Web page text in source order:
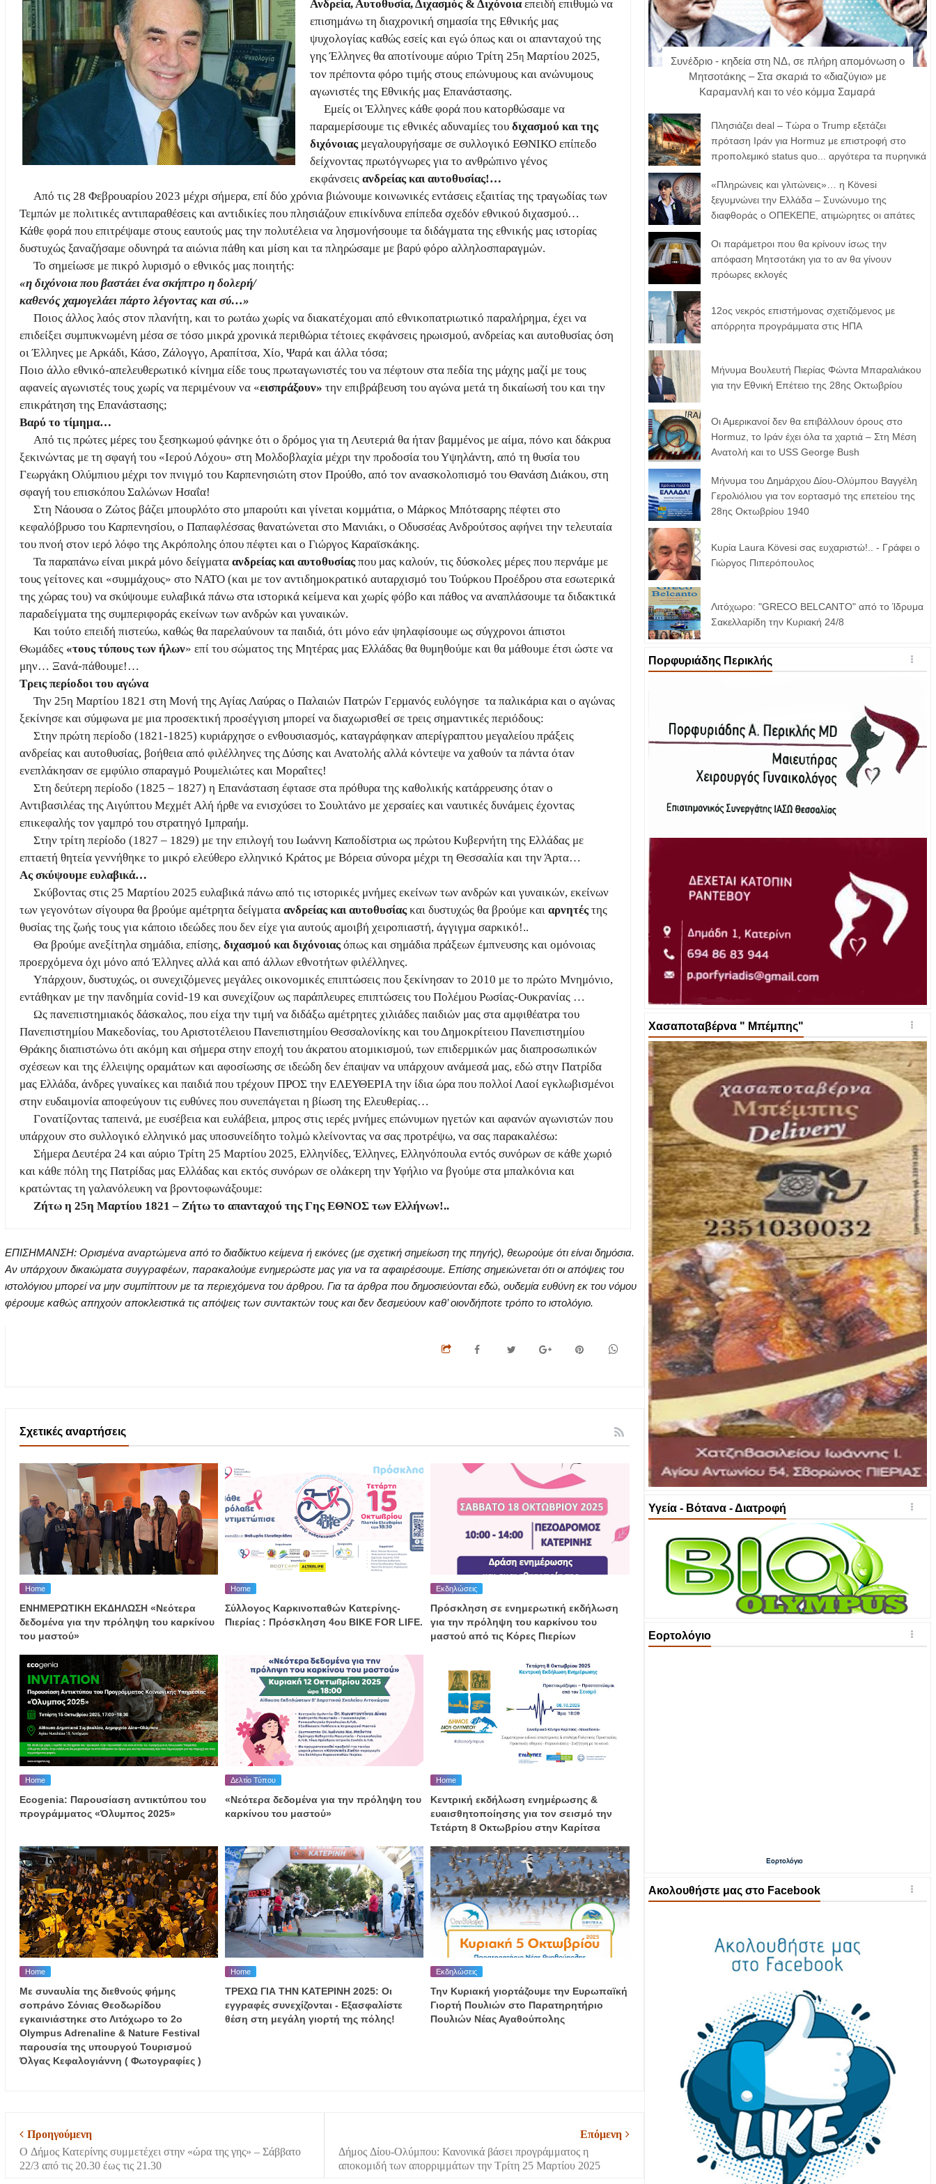
Ανδρεία, Αυτοθυσία, Διχασμός & Διχόνοιαεπειδή επιθυμώ να
επισημάνω τη διαχρονική σημασία της Εθνικής μας
ψυχολογίας καθώς εσείς και εγώ όπως και οι απανταχού της
γης Έλληνες θα αποτίνουμε αύριο Τρίτη 25η Μαρτίου 2025,
τον πρέποντα φόρο τιμής στους επώνυμους και ανώνυμους
αγωνιστές της Εθνικής μας Επανάστασης.
Εμείς οι Έλληνες κάθε φορά που κατορθώσαμε να
παραμερίσουμε τις εθνικές αδυναμίες του διχασμού και της
διχόνοιας μεγαλουργήσαμε σε συλλογικό ΕΘΝΙΚΟ επίπεδο
δείχνοντας πρωτόγνωρες για το ανθρώπινο γένος
εκφάνσεις ανδρείας και αυτοθυσίας!…
Από τις 28 Φεβρουαρίου 2023 μέχρι σήμερα, επί δύο χρόνια βιώνουμε κοινωνικές εντάσεις εξαιτίας της τραγωδίας των
Τεμπών με πολιτικές αντιπαραθέσεις και αντιδικίες που πλησιάζουν επικίνδυνα επίπεδα σχεδόν εθνικού διχασμού…
Κάθε φορά που επιτρέψαμε στους εαυτούς μας την πολυτέλεια να λησμονήσουμε τα διδάγματα της εθνικής μας ιστορίας
δυστυχώς ξαναζήσαμε οδυνηρά τα αιώνια πάθη και μίση και τα πληρώσαμε με βαρύ φόρο αλληλοσπαραγμών.
Το σημείωσε με πικρό λυρισμό ο εθνικός μας ποιητής:
«η διχόνοια που βαστάει ένα σκήπτρο η δολερή/
καθενός χαμογελάει πάρτο λέγοντας και σύ…»
Ποιος άλλος λαός στον πλανήτη, και το ρωτάω χωρίς να διακατέχομαι από εθνικοπατριωτικό παραλήρημα, έχει να
επιδείξει συμπυκνωμένη μέσα σε τόσο μικρά χρονικά περιθώρια τέτοιες εκφάνσεις ηρωισμού, ανδρείας και αυτοθυσίας όση
οι Έλληνες με Αρκάδι, Κάσο, Ζάλογγο, Αραπίτσα, Χίο, Ψαρά και άλλα τόσα;
Ποιο άλλο εθνικό-απελευθερωτικό κίνημα είδε τους πρωταγωνιστές του να πέφτουν στα πεδία της μάχης μαζί με τους
αφανείς αγωνιστές τους χωρίς να περιμένουν να «εισπράξουν» την επιβράβευση του αγώνα μετά τη δικαίωσή του και την
επικράτηση της Επανάστασης;
Βαρύ το τίμημα…
Από τις πρώτες μέρες του ξεσηκωμού φάνηκε ότι ο δρόμος για τη Λευτεριά θα ήταν βαμμένος με αίμα, πόνο και δάκρυα
ξεκινώντας με τη σφαγή του «Ιερού Λόχου» στη Μολδοβλαχία μέχρι την προδοσία του Υψηλάντη, από τη θυσία του
Γεωργάκη Ολύμπιου μέχρι τον πνιγμό του Καρπενησιώτη στον Προύθο, από τον ανασκολοπισμό του Θανάση Διάκου, στη
σφαγή του επισκόπου Σαλώνων Ησαΐα!
Στη Νάουσα ο Ζώτος βάζει μπουρλότο στο μπαρούτι και γίνεται κομμάτια, ο Μάρκος Μπότσαρης πέφτει στο
κεφαλόβρυσο του Καρπενησίου, ο Παπαφλέσσας θανατώνεται στο Μανιάκι, ο Οδυσσέας Ανδρούτσος αφήνει την τελευταία
του πνοή στον ιερό λόφο της Ακρόπολης όπου πέφτει και ο Γιώργος Καραϊσκάκης.
Τα παραπάνω είναι μικρά μόνο δείγματα ανδρείας και αυτοθυσίας που μας καλούν, τις δύσκολες μέρες που περνάμε με
τους γείτονες και «συμμάχους» στο ΝΑΤΟ (και με τον αντιδημοκρατικό αυταρχισμό του Τούρκου Προέδρου στα εσωτερικά
της χώρας του) να σκύψουμε ευλαβικά πάνω στα ιστορικά κείμενα και χωρίς φόβο και πάθος να αναπλάσουμε τα διδακτικά
παραδείγματα της συμπεριφοράς εκείνων των ανδρών και γυναικών.
Και τούτο επειδή πιστεύω, καθώς θα παρελαύνουν τα παιδιά, ότι μόνο εάν ψηλαφίσουμε ως σύγχρονοι άπιστοι
Θωμάδες «τους τύπους των ήλων» επί του σώματος της Μητέρας μας Ελλάδας θα θυμηθούμε και θα μάθουμε έτσι ώστε να
μην… Ξανά-πάθουμε!…
Τρεις περίοδοι του αγώνα
Την 25η Μαρτίου 1821 στη Μονή της Αγίας Λαύρας ο Παλαιών Πατρών Γερμανός ευλόγησε τα παλικάρια και ο αγώνας
ξεκίνησε και σύμφωνα με μια προσεκτική προσέγγιση μπορεί να διαχωρισθεί σε τρεις σημαντικές περιόδους:
Στην πρώτη περίοδο (1821-1825) κυριάρχησε ο ενθουσιασμός, καταγράφηκαν απερίγραπτου μεγαλείου πράξεις
ανδρείας και αυτοθυσίας, βοήθεια από φιλέλληνες της Δύσης και Ανατολής αλλά κόντεψε να χαθούν τα πάντα όταν
ενεπλάκησαν σε εμφύλιο σπαραγμό Ρουμελιώτες και Μοραΐτες!
Στη δεύτερη περίοδο (1825 – 1827) η Επανάσταση έφτασε στα πρόθυρα της καθολικής κατάρρευσης όταν ο
Αντιβασιλέας της Αιγύπτου Μεχμέτ Αλή ήρθε να ενισχύσει το Σουλτάνο με χερσαίες και ναυτικές δυνάμεις έχοντας
επικεφαλής τον γαμπρό του στρατηγό Ιμπραήμ.
Στην τρίτη περίοδο (1827 – 1829) με την επιλογή του Ιωάννη Καποδίστρια ως πρώτου Κυβερνήτη της Ελλάδας με
επταετή θητεία γεννήθηκε το μικρό ελεύθερο ελληνικό Κράτος με Βόρεια σύνορα μέχρι τη Θεσσαλία και την Άρτα…
Ας σκύψουμε ευλαβικά…
Σκύβοντας στις 25 Μαρτίου 2025 ευλαβικά πάνω από τις ιστορικές μνήμες εκείνων των ανδρών και γυναικών, εκείνων
των γεγονότων σίγουρα θα βρούμε αμέτρητα δείγματα ανδρείας και αυτοθυσίαςκαι δυστυχώς θα βρούμε και αρνητές της
θυσίας της ζωής τους για κάποιο ιδεώδες που δεν είχε για αυτούς αμοιβή χειροπιαστή, άγγιγμα σαρκικό!..
Θα βρούμε ανεξίτηλα σημάδια, επίσης, διχασμού και διχόνοιας όπως και σημάδια πράξεων έμπνευσης και ομόνοιας
προερχόμενα όχι μόνο από Έλληνες αλλά και από άλλων εθνοτήτων φιλέλληνες.
Υπάρχουν, δυστυχώς, οι συνεχιζόμενες μεγάλες οικονομικές επιπτώσεις που ξεκίνησαν το 2010 με το πρώτο Μνημόνιο,
εντάθηκαν με την πανδημία covid-19 και συνεχίζουν ως παράπλευρες επιπτώσεις του Πολέμου Ρωσίας-Ουκρανίας …
Ως πανεπιστημιακός δάσκαλος, που είχα την τιμή να διδάξω αμέτρητες χιλιάδες παιδιών μας στα αμφιθέατρα του
Πανεπιστημίου Μακεδονίας, του Αριστοτέλειου Πανεπιστημίου Θεσσαλονίκης και του Δημοκρίτειου Πανεπιστημίου
Θράκης διαπιστώνω ότι ακόμη και σήμερα στην εποχή του άκρατου ατομικισμού, των επιδερμικών μας διαπροσωπικών
σχέσεων και της έλλειψης οραμάτων και αφοσίωσης σε ιδεώδη δεν έπαψαν να υπάρχουν ανάμεσά μας, εδώ στην Πατρίδα
μας Ελλάδα, άνδρες γυναίκες και παιδιά που τρέχουν ΠΡΟΣ την ΕΛΕΥΘΕΡΙΑ την ίδια ώρα που πολλοί Λαοί εγκλωβισμένοι
στην ευδαιμονία αποφεύγουν τις ευθύνες που συνεπάγεται η βίωση της Ελευθερίας…
Γονατίζοντας ταπεινά, με ευσέβεια και ευλάβεια, μπρος στις ιερές μνήμες επώνυμων ηγετών και αφανών αγωνιστών που
υπάρχουν στο συλλογικό ελληνικό μας υποσυνείδητο τολμώ κλείνοντας να σας προτρέψω, να σας παρακαλέσω:
Σήμερα Δευτέρα 24 και αύριο Τρίτη 25 Μαρτίου 2025, Ελληνίδες, Έλληνες, Ελληνόπουλα εντός συνόρων σε κάθε χωριό
και κάθε πόλη της Πατρίδας μας Ελλάδας και εκτός συνόρων σε ολάκερη την Υφήλιο να βγούμε στα μπαλκόνια και
κρατώντας τη γαλανόλευκη να βροντοφωνάξουμε:
Ζήτω η 25η Μαρτίου 1821 – Ζήτω το απανταχού της Γης ΕΘΝΟΣ των Ελλήνων!..
ΕΠΙΣΗΜΑΝΣΗ: Ορισμένα αναρτώμενα από το διαδίκτυο κείμενα ή εικόνες (με σχετική σημείωση της πηγής), θεωρούμε ότι είναι δημόσια.
Αν υπάρχουν δικαιώματα συγγραφέων, παρακαλούμε ενημερώστε μας για να τα αφαιρέσουμε. Επίσης σημειώνεται ότι οι απόψεις του
ιστολόγιου μπορεί να μην συμπίπτουν με τα περιεχόμενα του άρθρου. Για τα άρθρα που δημοσιεύονται εδώ, ουδεμία ευθύνη εκ του νόμου
φέρουμε καθώς απηχούν αποκλειστικά τις απόψεις των συντακτών τους και δεν δεσμεύουν καθ’ οιονδήποτε τρόπο το ιστολόγιο.
Σχετικές αναρτήσεις
Home
ΕΝΗΜΕΡΩΤΙΚΗ ΕΚΔΗΛΩΣΗ «Νεότερα
δεδομένα για την πρόληψη του καρκίνου
του μαστού»
Home
Σύλλογος Καρκινοπαθών Κατερίνης-
Πιερίας : Πρόσκληση 4ου ΒΙΚΕ FOR LIFE.
Εκδηλώσεις
Πρόσκληση σε ενημερωτική εκδήλωση
για την πρόληψη του καρκίνου του
μαστού από τις Κόρες Πιερίων
Home
Ecogenia: Παρουσίαση αντικτύπου του
προγράμματος «Όλυμπος 2025»
Δελτίο Τύπου
«Νεότερα δεδομένα για την πρόληψη του
καρκίνου του μαστού»
Home
Κεντρική εκδήλωση ενημέρωσης &
ευαισθητοποίησης για τον σεισμό την
Τετάρτη 8 Οκτωβρίου στην Καρίτσα
Home
Με συναυλία της διεθνούς φήμης
σοπράνο Σόνιας Θεοδωρίδου
εγκαινιάστηκε στο Λιτόχωρο το 2ο
Olympus Adrenaline & Nature Festival
παρουσία της υπουργού Τουρισμού
Όλγας Κεφαλογιάννη ( Φωτογραφίες )
Home
ΤΡΕΧΩ ΓΙΑ ΤΗΝ ΚΑΤΕΡΙΝΗ 2025: Οι
εγγραφές συνεχίζονται - Εξασφαλίστε
θέση στη μεγάλη γιορτή της πόλης!
Εκδηλώσεις
Την Κυριακή γιορτάζουμε την Ευρωπαϊκή
Γιορτή Πουλιών στο Παρατηρητήριο
Πουλιών Νέας Αγαθούπολης
Επόμενη
Δήμος Δίου-Ολύμπου: Κανονικά βάσει προγράμματος η
αποκομιδή των απορριμμάτων την Τρίτη 25 Μαρτίου 2025
Προηγούμενη
Ο Δήμος Κατερίνης συμμετέχει στην «ώρα της γης» – Σάββατο
22/3 από τις 20.30 έως τις 21.30
Συνέδριο - κηδεία στη ΝΔ, σε πλήρη απομόνωση ο
Μητσοτάκης – Στα σκαριά το «διαζύγιο» με
Καραμανλή και το νέο κόμμα Σαμαρά
Πλησιάζει deal – Τώρα ο Trump εξετάζει
πρόταση Ιράν για Hormuz με επιστροφή στο
προπολεμικό status quo... αργότερα τα πυρηνικά
«Πληρώνεις και γλιτώνεις»… η Kövesi
ξεγυμνώνει την Ελλάδα – Συνώνυμο της
διαφθοράς ο ΟΠΕΚΕΠΕ, ατιμώρητες οι απάτες
Οι παράμετροι που θα κρίνουν ίσως την
απόφαση Μητσοτάκη για το αν θα γίνουν
πρόωρες εκλογές
12ος νεκρός επιστήμονας σχετιζόμενος με
απόρρητα προγράμματα στις ΗΠΑ
Μήνυμα Βουλευτή Πιερίας Φώντα Μπαραλιάκου
για την Εθνική Επέτειο της 28ης Οκτωβρίου
Οι Αμερικανοί δεν θα επιβάλλουν όρους στο
Hormuz, το Ιράν έχει όλα τα χαρτιά – Στη Μέση
Ανατολή και το USS George Bush
Μήνυμα του Δημάρχου Δίου-Ολύμπου Βαγγέλη
Γερολιόλιου για τον εορτασμό της επετείου της
28ης Οκτωβρίου 1940
Κυρία Laura Kövesi σας ευχαριστώ!.. - Γράφει ο
Γιώργος Πιπερόπουλος
Λιτόχωρο: "GRECO BELCANTO" από το Ίδρυμα
Σακελλαρίδη την Κυριακή 24/8
Πορφυριάδης Περικλής
Χασαποταβέρνα " Μπέμπης"
Υγεία - Βότανα - Διατροφή
Εορτολόγιο
Εορτολόγιο
Ακολουθήστε μας στο Facebook